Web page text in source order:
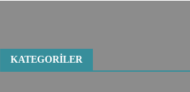
KATEGORILER